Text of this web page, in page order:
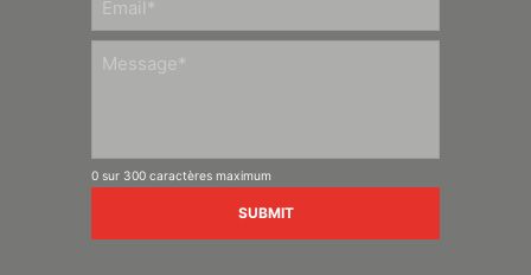
0 sur 300 caractères maximum